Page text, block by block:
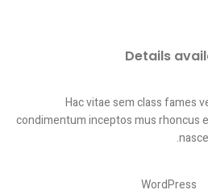
Details
Hac vitae sem class fames
condimentum inceptos mus rhoncus
WordPress